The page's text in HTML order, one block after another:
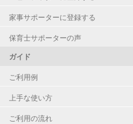
定期予約
（定期特典）
家事サポーターに登録する
保育士サポーターの声
ガイド
ご利用例
上手な使い方
ご利用の流れ